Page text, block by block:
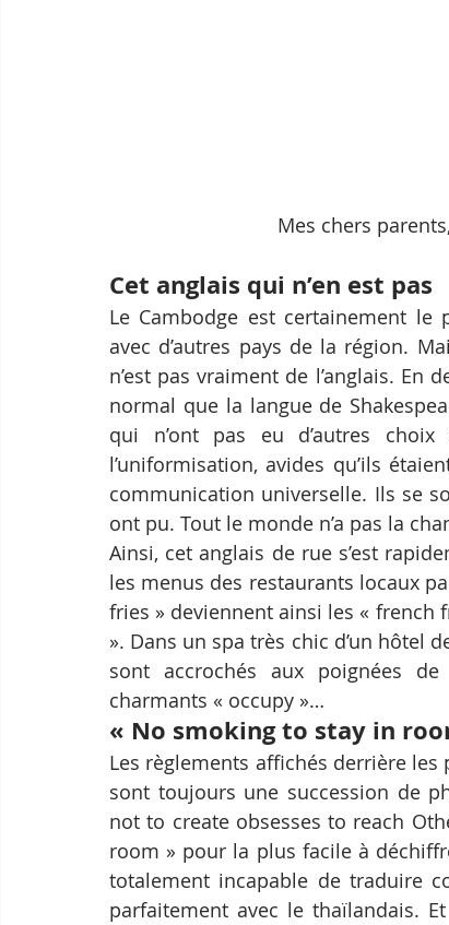
Mes chers
Cet anglais qui n’en est pas
Le Cambodge est certainement le
avec d’autres pays de la région.
n’est pas vraiment de l’anglais. En
normal que la langue de
qui n’ont pas eu d’autres
l’uniformisation, avides qu’ils
communication universelle. Ils se
ont pu. Tout le monde n’a pas la
Ainsi, cet anglais de rue s’est
les menus des restaurants locaux
fries » deviennent ainsi les « french
». Dans un spa très chic d’un hôtel
sont accrochés aux poignées
charmants « occupy »…
« No smoking to stay in
Les règlements affichés derrière
sont toujours une succession de
not to create obsesses to reach
room » pour la plus facile à
totalement incapable de traduire
parfaitement avec le thaïlandais.